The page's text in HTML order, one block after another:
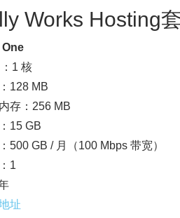
Works Hosting
1 核
128 MB
存：256 MB
15 GB
500 GB / 月（100 Mbps 带宽）
1
址